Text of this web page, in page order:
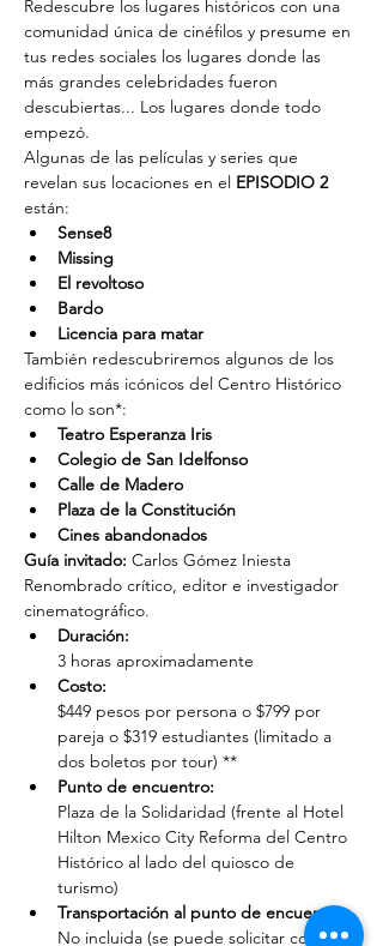
Redescubre los lugares históricos con una
comunidad única de cinéfilos y presume en
tus redes sociales los lugares donde las
más grandes celebridades fueron
descubiertas... Los lugares donde todo
empezó.
Algunas de las películas y series que
revelan sus locaciones en el EPISODIO 2
están:
Sense8
Missing
El revoltoso
Bardo
Licencia para matar
También redescubriremos algunos de los
edificios más icónicos del Centro Histórico
como lo son*:
Teatro Esperanza Iris
Colegio de San Idelfonso
Calle de Madero
Plaza de la Constitución
Cines abandonados
Guía invitado: Carlos Gómez Iniesta
Renombrado crítico, editor e investigador
cinematográfico.
Duración:
3 horas aproximadamente
Costo:
$449 pesos por persona o $799 por
pareja o $319 estudiantes (limitado a
dos boletos por tour) **
Punto de encuentro:
Plaza de la Solidaridad (frente al Hotel
Hilton Mexico City Reforma del Centro
Histórico al lado del quiosco de
turismo)
Transportación al punto de encuentro:
No incluida (se puede solicitar con un